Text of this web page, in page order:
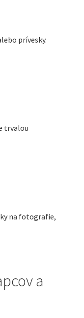
prívesky.
trvalou
na fotografie,
a